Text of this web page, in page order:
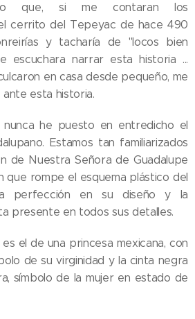
que, si me contaran los
cerrito del Tepeyac de hace 490
y tacharía de "locos bien
escuchara narrar esta historia ...
en casa desde pequeño, me
esta historia.
he puesto en entredicho el
Estamos tan familiarizados
de Nuestra Señora de Guadalupe
que rompe el esquema plástico del
perfección en su diseño y la
presente en todos sus detalles.
el de una princesa mexicana, con
de su virginidad y la cinta negra
símbolo de la mujer en estado de